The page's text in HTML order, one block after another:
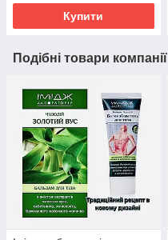
Купити
Подібні товари компанії